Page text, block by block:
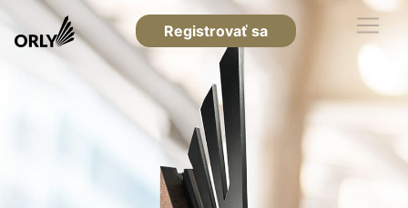
Registrovať sa